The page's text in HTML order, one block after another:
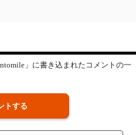
」に書き込まれたコメントの一
トする